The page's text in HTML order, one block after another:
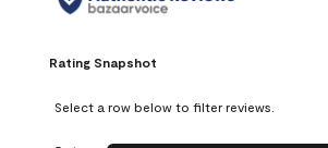
Rating Snapshot
Select a row below to filter reviews.